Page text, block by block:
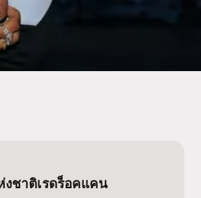
ชาติเรดร็อคแคน